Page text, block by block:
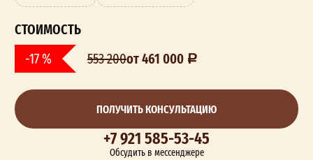
СТОИМОСТЬ
-17 % 553 200от 461 000
ПОЛУЧИТЬ КОНСУЛЬТАЦИЮ
+7 921 585-53-45
Обсудить в мессенджере